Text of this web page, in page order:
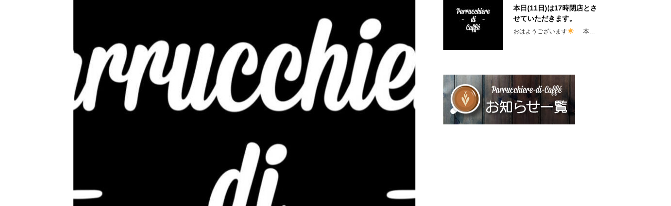
本日(11日)は17時閉店とさ
せていただきます。
おはようございます 本…